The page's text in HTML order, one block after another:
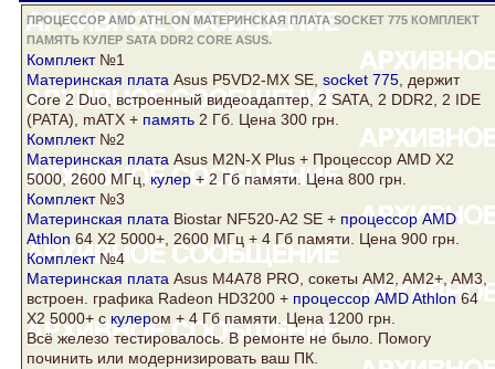
ПРОЦЕССОР AMD ATHLON МАТЕРИНСКАЯ ПЛАТА SOCKET 775 КОМПЛЕКТ
ПАМЯТЬ КУЛЕР SATA DDR2 CORE ASUS.
Комплект№1
Материнская плата Asus P5VD2-MX SE, socket 775 , держит
Core2 Duo, встроенный видеоадаптер, 2SATA , 2 DDR2 , 2 IDE
(PATA), mATX + память 2 Гб. Цена 300 грн.
Комплект№2
Материнская плата Asus M2N-X Plus + Процессор AMD X2
5000, 2600 МГц,кулер+ 2 Гб памяти. Цена 800 грн.
Комплект№3
Материнская плата Biostar NF520-A2 SE + процессор AMD
Athlon 64 Х2 5000+, 2600 МГц + 4 Гб памяти. Цена 900 грн.
Комплект№4
Материнская плата Asus M4A78 PRO, сокеты AM2, AM2+, AM3,
встроен. графика Radeon HD3200 + процессор AMD Athlon64
Х2 5000+ скулером + 4 Гб памяти. Цена 1200 грн.
Всё железо тестировалось. В ремонте не было. Помогу
починить или модернизировать ваш ПК.